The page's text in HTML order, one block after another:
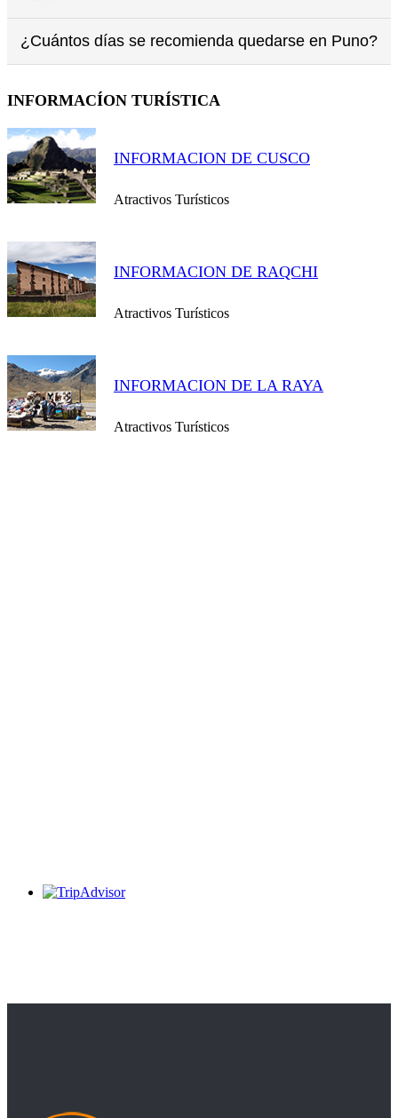
¿Cuántos días se recomienda quedarse en Puno?
INFORMACÍON TURÍSTICA
INFORMACION DE CUSCO
Atractivos Turísticos
INFORMACION DE RAQCHI
Atractivos Turísticos
INFORMACION DE LA RAYA
Atractivos Turísticos